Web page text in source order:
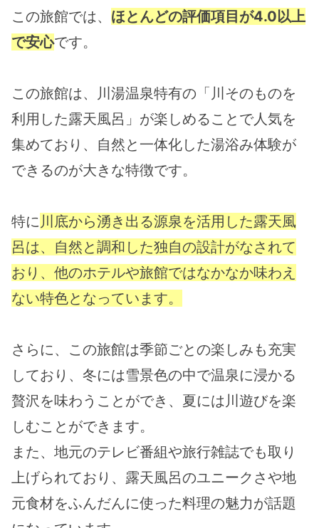
この旅館では、 ほとんどの評価項目が4.0以上
で安心です。
この旅館は、川湯温泉特有の「川そのものを
利用した露天風呂」が楽しめることで人気を
集めており、自然と一体化した湯浴み体験が
できるのが大きな特徴です。
特に 川底から湧き出る源泉を活用した露天風
呂は、自然と調和した独自の設計がなされて
おり、他のホテルや旅館ではなかなか味わえ
ない特色となっています。
さらに、この旅館は季節ごとの楽しみも充実
しており、冬には雪景色の中で温泉に浸かる
贅沢を味わうことができ、夏には川遊びを楽
しむことができます。
また、地元のテレビ番組や旅行雑誌でも取り
上げられており、露天風呂のユニークさや地
元食材をふんだんに使った料理の魅力が話題